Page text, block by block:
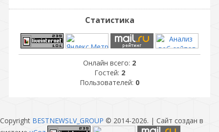
Статистика
Онлайн всего: 2
Гостей: 2
Пользователей: 0
Copyright BESTNEWSLV_GROUP © 2014-2026. | Сайт создан в